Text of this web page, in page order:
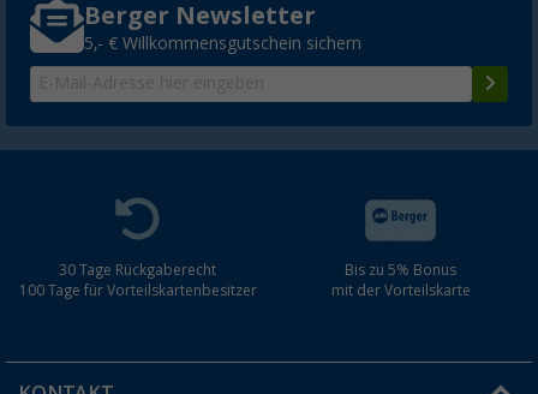
Berger Newsletter
5,- € Willkommensgutschein sichern
30 Tage Rückgaberecht
100 Tage für Vorteilskartenbesitzer
Bis zu 5% Bonus
mit der Vorteilskarte